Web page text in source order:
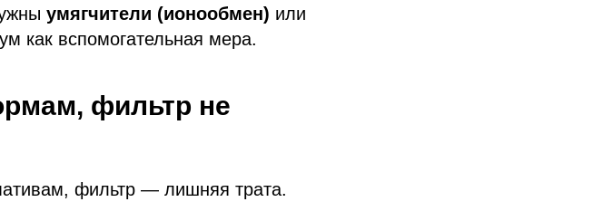
умягчители (ионообмен) или
как вспомогательная мера.
фильтр не
фильтр — лишняя трата.